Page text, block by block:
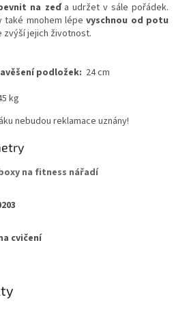
na zeďa udržet v sále pořádek.
také mnohem lépevyschnou od potu
zvýší jejich životnost.
podložek: 24 cm
kg
nebudou reklamace uznány!
na fitness nářadí
cvičení